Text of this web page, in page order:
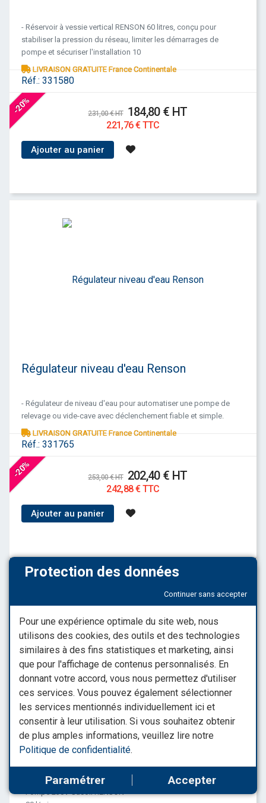
Réf.: 331580
- Réservoir à vessie vertical RENSON 60 litres, conçu pour
stabiliser la pression du réseau, limiter les démarrages de
pompe et sécuriser l'installation 10
LIVRAISON GRATUITE France Continentale
-20% 231,00 € HT 184,80 € HT
221,76 € TTC
Ajouter au panier
Réf.: 331765
Régulateur niveau d'eau Renson
- Régulateur de niveau d'eau pour automatiser une pompe de
relevage ou vide-cave avec déclenchement fiable et simple.
LIVRAISON GRATUITE France Continentale
-20% 253,00 € HT 202,40 € HT
242,88 € TTC
Ajouter au panier
Pompe 230V Gasoil RENSON - 80 l/min -
Gros débit
- Pompe 230V Gasoil RENSON
Protection des données
Continuer sans accepter
Pour une expérience optimale du site web, nous
utilisons des cookies, des outils et des technologies
similaires à des fins statistiques et marketing, ainsi
que pour l'affichage de contenus personnalisés. En
donnant votre accord, vous nous permettez d'utiliser
ces services. Vous pouvez également sélectionner
les services mentionnés individuellement ici et
consentir à leur utilisation. Si vous souhaitez obtenir
de plus amples informations, veuillez lire notre
Politique de confidentialité.
Paramétrer Accepter